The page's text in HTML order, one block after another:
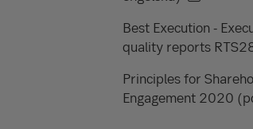
Best Execution -
quality reports
Principles for
Engagement 2020